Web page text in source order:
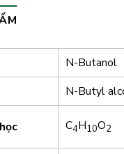
N-Butanol
N-Butyl
C4H10O2